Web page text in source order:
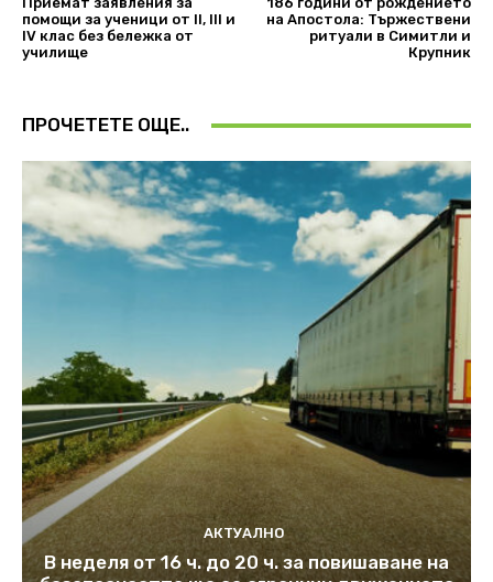
помощи за ученици от II, III и
IV клас без бележка от
училище
на Апостола: Tържествени
ритуали в Симитли и
Крупник
ПРОЧЕТЕТЕ ОЩЕ..
АКТУАЛНО
В неделя от 16 ч. до 20 ч. за повишаване на